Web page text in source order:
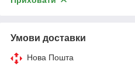
Умови доставки
Нова Пошта